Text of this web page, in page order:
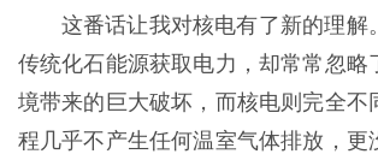
这番话让我对核电有了新的理解
传统化石能源获取电力，却常常忽略
境带来的巨大破坏，而核电则完全不
程几乎不产生任何温室气体排放，更